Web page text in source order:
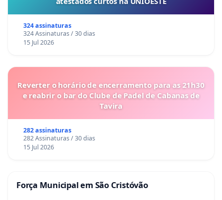
324 assinaturas
324 Assinaturas / 30 dias
15 Jul 2026
Reverter o horário de encerramento para as 21h30
e reabrir o bar do Clube de Padel de Cabanas de
Tavira
282 assinaturas
282 Assinaturas / 30 dias
15 Jul 2026
Força Municipal em São Cristóvão